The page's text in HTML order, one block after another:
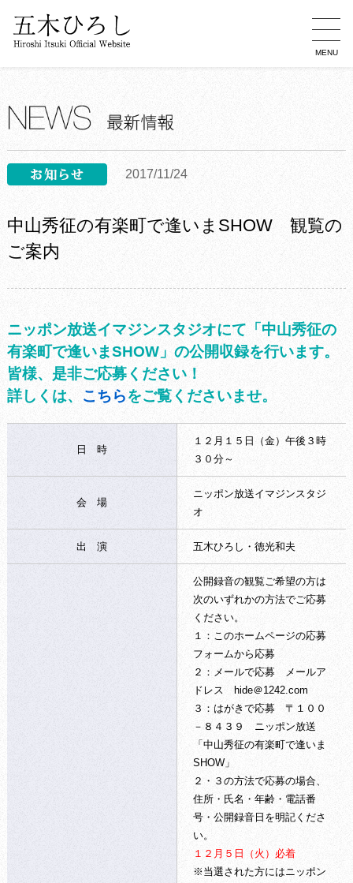
MENU
2017/11/24
中山秀征の有楽町で逢いまSHOW 観覧の
ご案内
ニッポン放送イマジンスタジオにて「中山秀征の
有楽町で逢いまSHOW」の公開収録を行います。
皆様、是非ご応募ください！
詳しくは、 こちらをご覧くださいませ。
日 時
１２月１５日（金）午後３時
３０分～
会 場
ニッポン放送イマジンスタジ
オ
出 演 五木ひろし・徳光和夫
公開録音の観覧ご希望の方は
次のいずれかの方法でご応募
ください。
１：このホームページの応募
フォームから応募
２：メールで応募 メールア
ドレス hide＠1242.com
３：はがきで応募 〒１００
－８４３９ ニッポン放送
「中山秀征の有楽町で逢いま
SHOW」
２・３の方法で応募の場合、
住所・氏名・年齢・電話番
号・公開録音日を明記くださ
い。
１２月５日（火）必着
※当選された方にはニッポン